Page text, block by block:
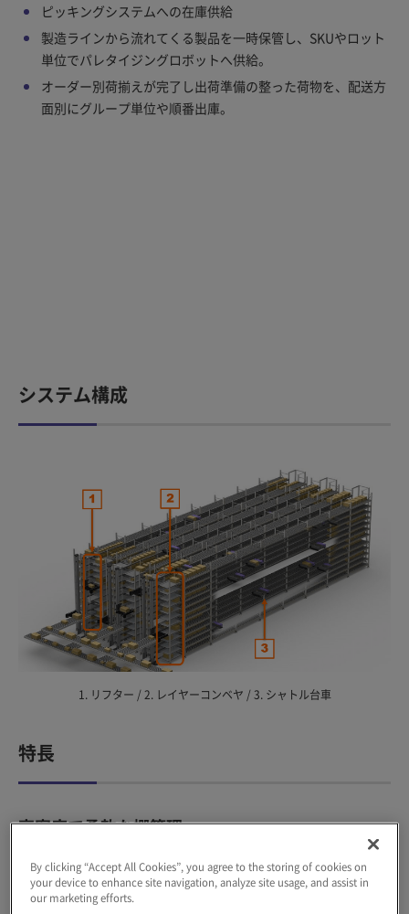
ピッキングシステムへの在庫供給
製造ラインから流れてくる製品を一時保管し、SKUやロット
単位でパレタイジングロボットへ供給。
オーダー別荷揃えが完了し出荷準備の整った荷物を、配送方
面別にグループ単位や順番出庫。
システム構成
1. リフター / 2. レイヤーコンベヤ / 3. シャトル台車
特長
高密度で柔軟な棚管理
シャトルラックMは、複数種類のプラスチックコンテナや段ボー
ル箱に対応できます。フリーアロケーション管理により、荷物の
By clicking “Accept All Cookies”, you agree to the storing of cookies on
your device to enhance site navigation, analyze site usage, and assist in
our marketing efforts.